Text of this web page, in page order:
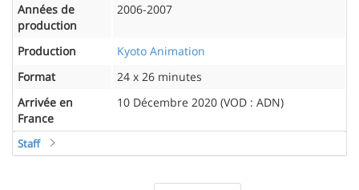
Années de
production
2006-2007
Production
Kyoto Animation
Format
24 x 26 minutes
Arrivée en
France
10 Décembre 2020 (VOD : ADN)
Staff